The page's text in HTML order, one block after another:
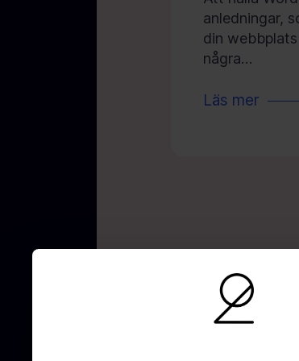
anledningar,
din
några…
Läs mer
UX/UI-